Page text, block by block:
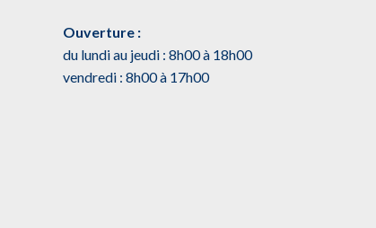
Ouverture :
du lundi au jeudi : 8h00 à 18h00
vendredi : 8h00 à 17h00